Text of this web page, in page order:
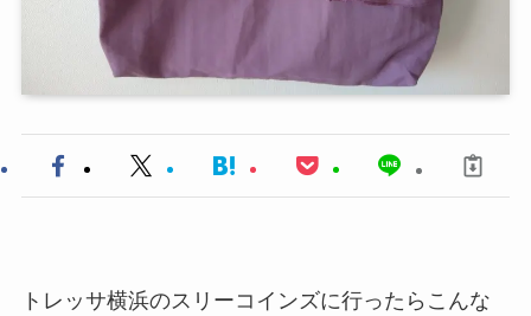
トレッサ横浜のスリーコインズに行ったらこんな